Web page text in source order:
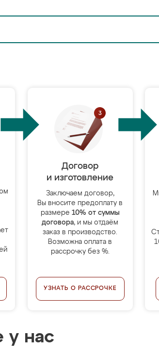
Договор
и изготовление
Заключаем договор,
Вы вносите предоплату в
размере 10% от суммы
договора, и мы отдаём
заказ в производство.
Возможна оплата в
рассрочку без %.
УЗНАТЬ О РАССРОЧКЕ
у нас